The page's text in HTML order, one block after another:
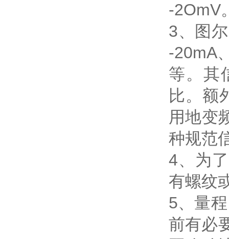
-2OmV
3、图
-20mA
等。其
比。额
用地变
种规范
4、为
有螺纹
5、量
前有必